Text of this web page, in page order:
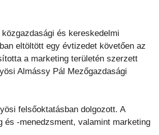
és kereskedelmi
eltöltött egy évtizedet követően az
a marketing területén szerzett
Almássy Pál Mezőgazdasági
felsőoktatásban dolgozott. A
-menedzsment, valamint marketing